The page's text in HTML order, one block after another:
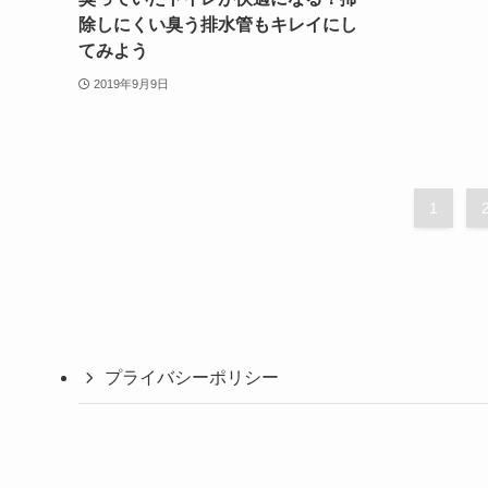
除しにくい臭う排水管もキレイにし
てみよう
2019年9月9日
1 2
プライバシーポリシー